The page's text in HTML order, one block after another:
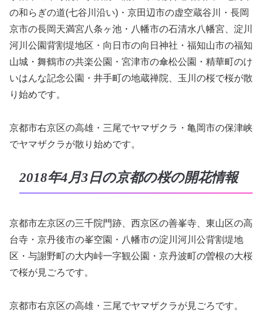
の和らぎの道(七谷川沿い)・京田辺市の虚空蔵谷川・長岡
京市の長岡天満宮八条ヶ池・八幡市の石清水八幡宮、淀川
河川公園背割堤地区・向日市の向日神社・福知山市の福知
山城・舞鶴市の共楽公園・宮津市の傘松公園・精華町のけ
いはんな記念公園・井手町の地蔵禅院、玉川の桜で桜が散
り始めです。
京都市右京区の高雄・三尾でヤマザクラ・亀岡市の保津峡
でヤマザクラが散り始めです。
2018年4月3日の京都の桜の開花情報
京都市左京区の三千院門跡、西京区の善峯寺、東山区の高
台寺・京丹後市の峯空園・八幡市の淀川河川公背割堤地
区・与謝野町の大内峠一字観公園・京丹波町の曽根の大桜
で桜が見ごろです。
京都市右京区の高雄・三尾でヤマザクラが見ごろです。